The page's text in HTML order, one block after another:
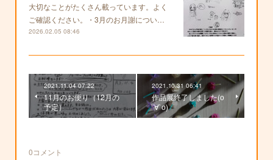
大切なことがたくさん載っています。よく
ご確認ください。・3月のお月謝につい…
2026.02.05 08:46
2021.11.04 07:22
11月のお便り（12月の
予定）
2021.10.31 06:41
作品展終了しました(о
´∀`о)
0コメント